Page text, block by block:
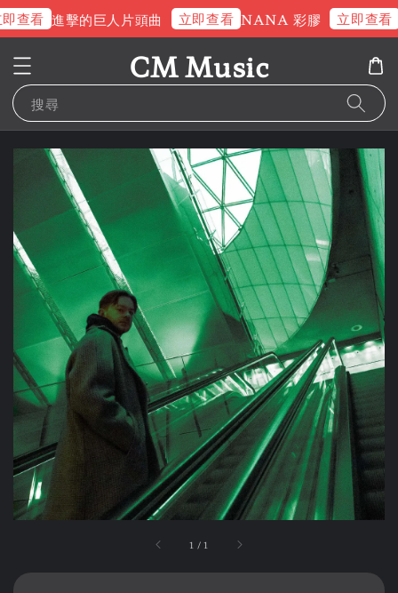
查看 進擊的巨人片頭曲 立即查看 NANA 彩膠 立即查看
CM Music
搜尋
1 /1